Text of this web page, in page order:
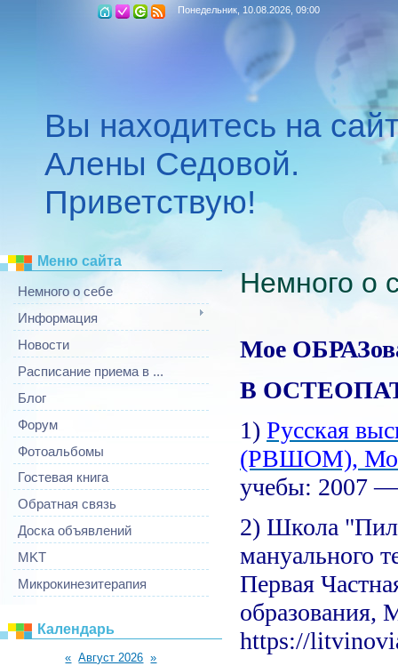
Понедельник, 10.08.2026, 09:00
Вы находитесь на
Алены Седовой.
Приветствую!
Меню сайта
Немного о себе
Информация
Новости
Расписание приема в ...
Блог
Форум
Фотоальбомы
Гостевая книга
Обратная связь
Доска объявлений
MKT
Микрокинезитерапия
Календарь
« Август 2026 »
Немного о
Мое
В
1) Русская
(РВШОМ),
учебы: 2007
2) Школа
мануального
Первая
образования,
https://